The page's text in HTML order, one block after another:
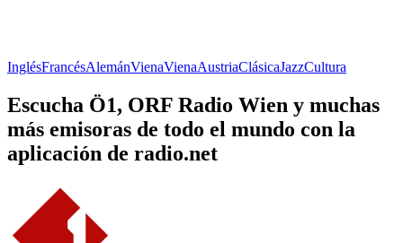
InglésFrancésAlemánVienaVienaAustriaClásicaJazzCultura
Escucha Ö1, ORF Radio Wien y muchas
más emisoras de todo el mundo con la
aplicación de radio.net